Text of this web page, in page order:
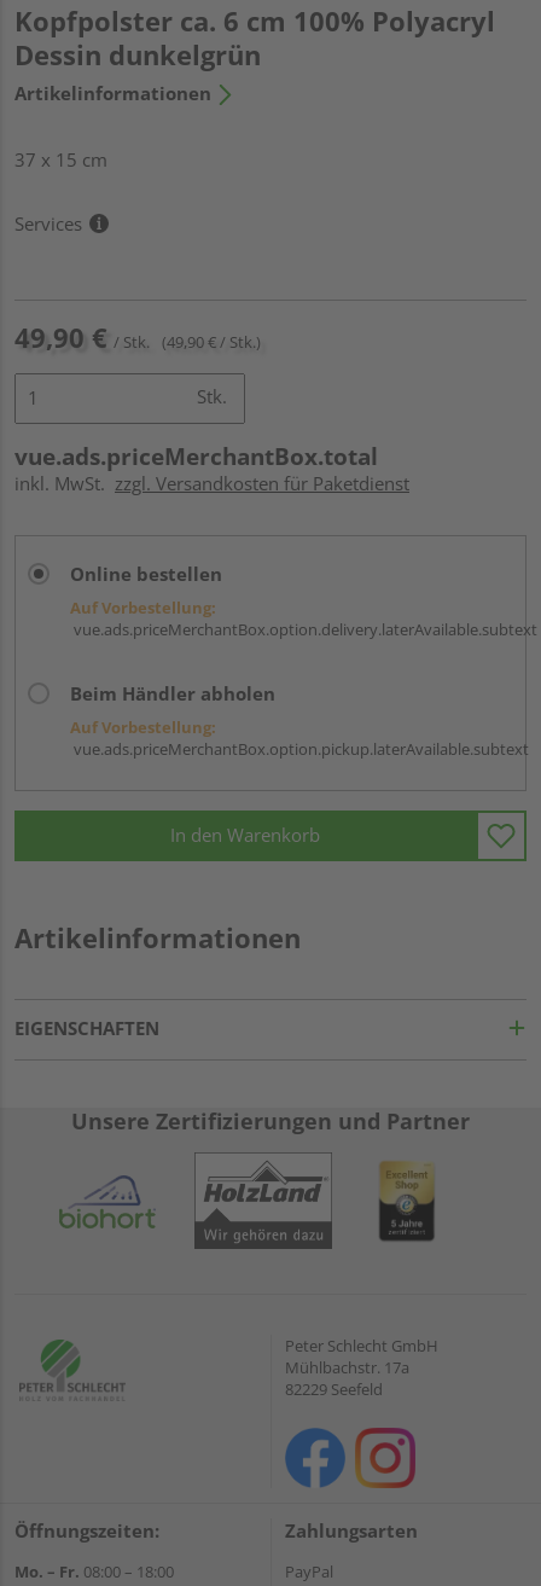
Kopfpolster ca. 6 cm 100% Polyacryl
Dessin dunkelgrün
Artikelinformationen
37 x 15 cm
Services
49,90 € / Stk. (49,90 € / Stk.)
Stk.
vue.ads.priceMerchantBox.total
inkl. MwSt. zzgl. Versandkosten für Paketdienst
Online bestellen
Auf Vorbestellung:
vue.ads.priceMerchantBox.option.delivery.laterAvailable.subtext
Beim Händler abholen
Auf Vorbestellung:
vue.ads.priceMerchantBox.option.pickup.laterAvailable.subtext
In den Warenkorb
Artikelinformationen
EIGENSCHAFTEN
Unsere Zertifizierungen und Partner
Peter Schlecht GmbH
Mühlbachstr. 17a
82229 Seefeld
Öffnungszeiten:
Mo. – Fr. 08:00 – 18:00
Zahlungsarten
PayPal